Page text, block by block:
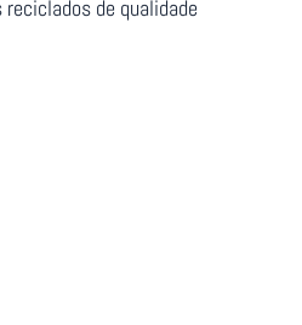
de qualidade